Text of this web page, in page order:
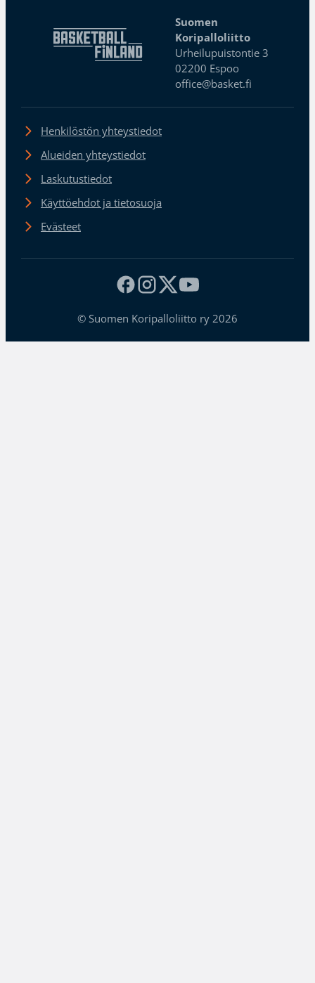
Suomen
Koripalloliitto
Urheilupuistontie 3
02200 Espoo
office@basket.fi
Henkilöstön yhteystiedot
Alueiden yhteystiedot
Laskutustiedot
Käyttöehdot ja tietosuoja
Evästeet
© Suomen Koripalloliitto ry 2026